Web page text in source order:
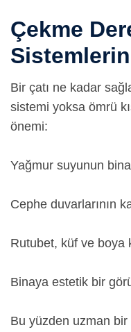
Çekme
Bir çatı ne kadar
sistemi yoksa ömrü
önemi:
Yağmur suyunun
Cephe duvarlarının
Rutubet, küf ve boya
Binaya estetik bir
Bu yüzden uzman